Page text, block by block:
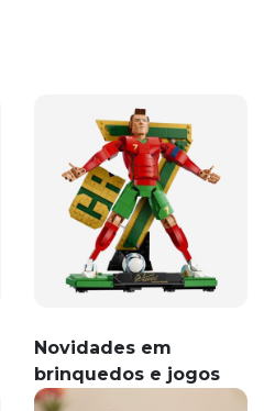
Novidades em
brinquedos e jogos